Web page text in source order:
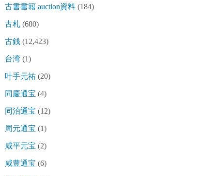
古書書籍 auction資料 (184)
古札 (680)
古銭 (12,423)
台湾 (1)
叶手元祐 (20)
同慶通宝 (4)
同治通宝 (12)
周元通宝 (1)
咸平元宝 (2)
咸豊通宝 (6)